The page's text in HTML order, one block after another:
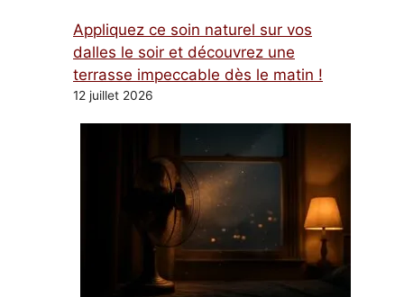
Appliquez ce soin naturel sur vos
dalles le soir et découvrez une
terrasse impeccable dès le matin !
12 juillet 2026